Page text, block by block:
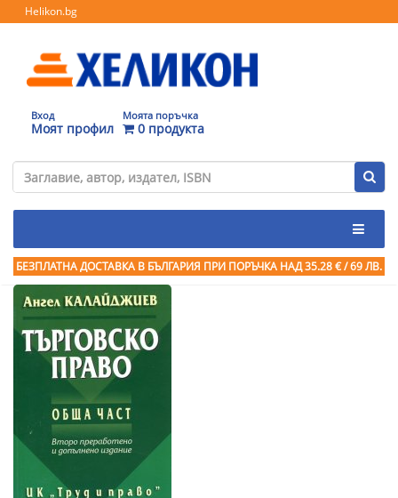
Helikon.bg
Вход
Моят профил
Моята поръчка
0 продукта
БЕЗПЛАТНА ДОСТАВКА В БЪЛГАРИЯ ПРИ ПОРЪЧКА НАД 35.28 € / 69 ЛВ.